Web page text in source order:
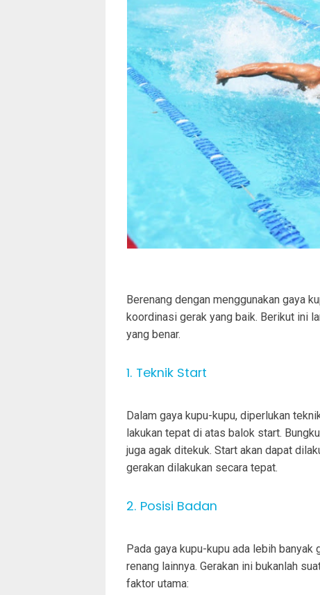
Berenang dengan menggunakan gaya
koordinasi gerak yang baik. Berikut ini
yang benar.
1. Teknik Start
Dalam gaya kupu-kupu, diperlukan
lakukan tepat di atas balok start.
juga agak ditekuk. Start akan dapat
gerakan dilakukan secara tepat.
2. Posisi Badan
Pada gaya kupu-kupu ada lebih banyak
renang lainnya. Gerakan ini bukanlah
faktor utama: